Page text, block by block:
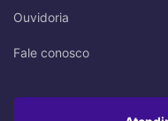
Ouvidoria
Fale conosco